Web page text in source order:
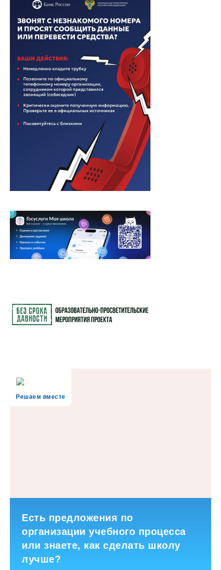
Решаем вместе
Есть предложения по
организации учебного процесса
или знаете, как сделать школу
лучше?